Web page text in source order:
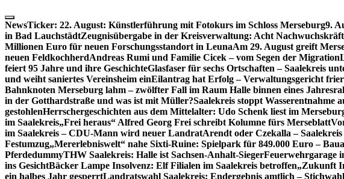
NewsTicker: 22. August: Künstlerführung mit Fotokurs im Schloss Merseburg9.
in Bad LauchstädtZeugnisübergabe in der Kreisverwaltung: Acht
Millionen Euro für neuen Forschungsstandort in LeunaAm 29. August greift
neuen FeldkochherdAndreas Rumi und Familie Cicek – vom Segen der Migration
feiert 95 Jahre und ihre GeschichteGlasfaser für sechs Ortschaften – Saalekreis
und weiht saniertes Vereinsheim einEilantrag hat Erfolg – Verwaltungsgericht
Bahnknoten Merseburg lahm – zwölfter Fall im Raum Halle binnen eines Jahres
in der Gotthardstraße und was ist mit Müller?Saalekreis stoppt Wasserentnahme
gestohlenHerrschergeschichten aus dem Mittelalter: Udo Schenk liest im
im Saalekreis„Frei heraus“ Alfred Georg Frei schreibt Kolumne fürs Merseblatt
im Saalekreis – CDU-Mann wird neuer LandratArendt oder Czekalla –
Festumzug„Mererlebniswelt“ nahe Sixti-Ruine: Spielpark für 849.000 Euro –
PferdedummyTHW Saalekreis: Halle ist Sachsen-Anhalt-SiegerFeuerwehrgarage
ins GesichtBäcker Lampe Insolvenz: Elf Filialen im Saalekreis betroffen„Zukunft
ein halbes Jahr gesperrtLandratswahl Saalekreis: Endergebnis amtlich –